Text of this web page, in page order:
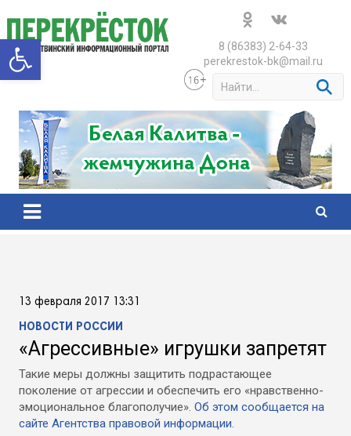
to
content
8 (86383) 2-64-33
perekrestok-bk@mail.ru
a
r
c
h
13 февраля 2017 13:31
НОВОСТИ РОССИИ
«Агрессивные» игрушки запретят
Такие меры должны защитить подрастающее
поколение от агрессии и обеспечить его «нравственно-
эмоциональное благополучие». Об этом сообщается на
сайте Агентства правовой информации.
Открыть панель